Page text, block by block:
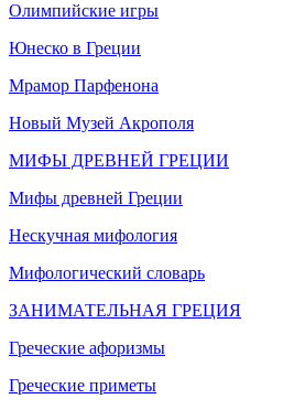
Олимпийские игры
Юнеско в Греции
Мрамор Парфенона
Новый Музей Акрополя
МИФЫ ДРЕВНЕЙ ГРЕЦИИ
Мифы древней Греции
Нескучная мифология
Мифологический словарь
ЗАНИМАТЕЛЬНАЯ ГРЕЦИЯ
Греческие афоризмы
Греческие приметы